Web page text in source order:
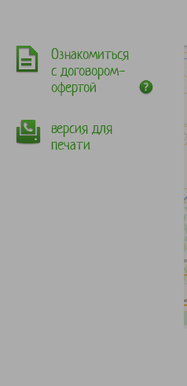
Ознакомиться
с договором-
офертой
версия для
печати